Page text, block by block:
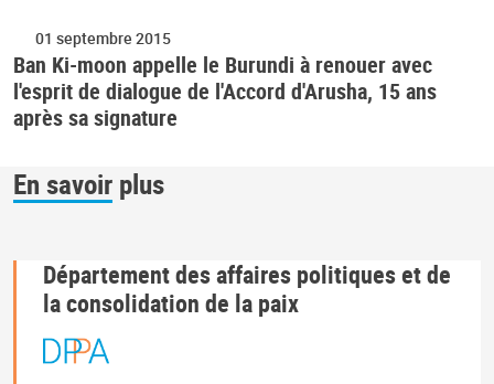
01 septembre 2015
Ban Ki-moon appelle le Burundi à renouer avec
l'esprit de dialogue de l'Accord d'Arusha, 15 ans
après sa signature
En savoir plus
Département des affaires politiques et de
la consolidation de la paix